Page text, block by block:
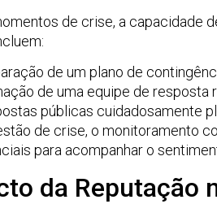
de crise, a capacidade
de um plano de
de uma equipe de resposta
públicas cuidadosamente
de crise, o monitoramento
para acompanhar o
da Reputação